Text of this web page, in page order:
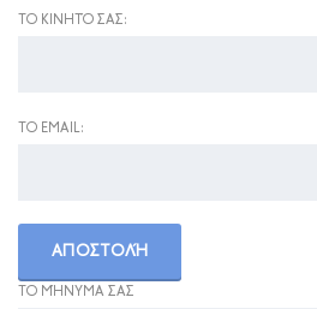
ΤΟ ΚΙΝΗΤΌ ΣΑΣ:
ΤΟ EMAIL:
ΤΟ ΜΉΝΥΜΑ ΣΑΣ